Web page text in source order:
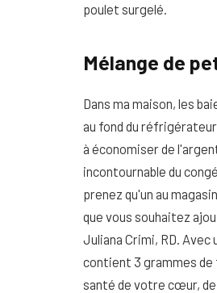
poulet surgelé.
Mélange de
Dans ma maison, les
au fond du
à économiser de
incontournable du
prenez qu'un au
que vous souhaitez
Juliana Crimi, RD.
contient 3 grammes
santé de votre cœur,